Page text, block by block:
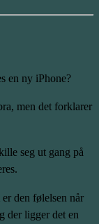
en ny iPhone?
men det forklarer
seg ut gang på
er den følelsen når
der ligger det en